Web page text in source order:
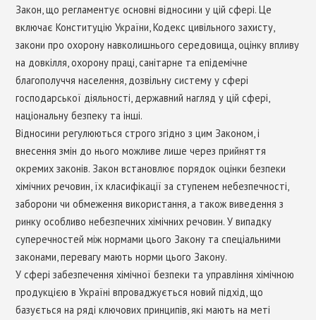
Закон, що регламентує основні відносини у цій сфері. Це
включає Конституцію України, Кодекс цивільного захисту,
закони про охорону навколишнього середовища, оцінку впливу
на довкілля, охорону праці, санітарне та епідемічне
благополуччя населення, дозвільну систему у сфері
господарської діяльності, державний нагляд у цій сфері,
національну безпеку та інші.
Відносини регулюються строго згідно з цим Законом, і
внесення змін до нього можливе лише через прийняття
окремих законів. Закон встановлює порядок оцінки безпеки
хімічних речовин, їх класифікації за ступенем небезпечності,
заборони чи обмеження використання, а також виведення з
ринку особливо небезпечних хімічних речовин. У випадку
суперечностей між нормами цього Закону та спеціальними
законами, перевагу мають норми цього Закону.
У сфері забезпечення хімічної безпеки та управління хімічною
продукцією в Україні впроваджується новий підхід, що
базується на ряді ключових принципів, які мають на меті